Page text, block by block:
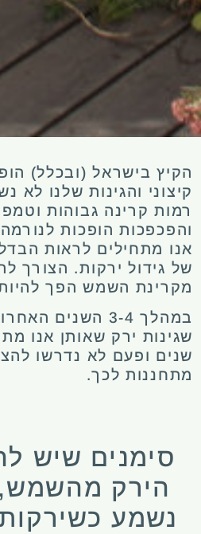
הקיץ בישראל (ובכלל)
קיצוני והגינות שלנו לא
רמות קרינה גבוהות
והפכפכות הופכות
אנו מתחילים לראות
של גידול ירקות. הצורך
מקרינת השמש הפך
במהלך 3-4 השנים
שגינות ירק שאותן אנו
שנים ופעם לא נדרשו
מתחננות לכך.
סימנים שיש
הירק מהשמש,
נשמע